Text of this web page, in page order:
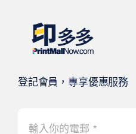
登記會員，專享優惠服務